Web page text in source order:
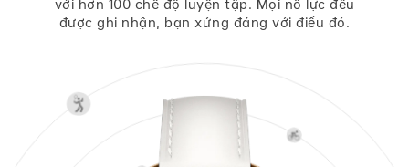
với hơn 100 chế độ luyện tập. Mọi nỗ lực đều
được ghi nhận, bạn xứng đáng với điều đó.